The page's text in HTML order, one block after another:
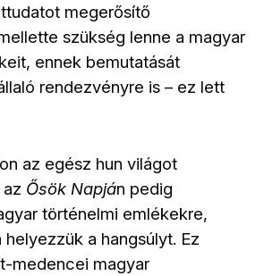
megerősítő
szükség lenne a magyar
ennek bemutatását
rendezvényre is – ez lett
on az egész hun világot
Ősök Napján pedig
történelmi emlékekre,
a hangsúlyt. Ez
medencei magyar